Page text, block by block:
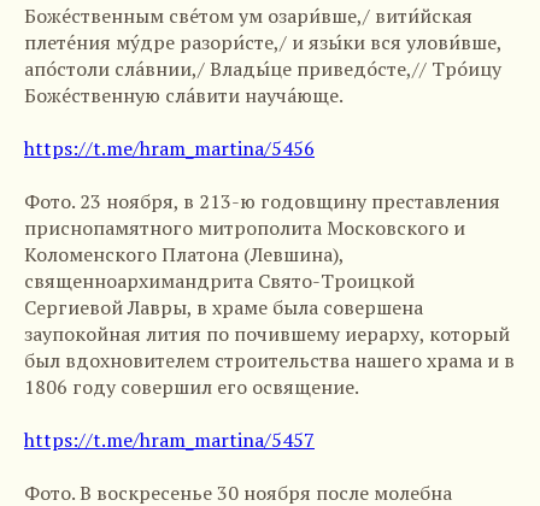
Боже́ственным све́том ум озари́вше,/ вити́йская
плете́ния му́дре разори́сте,/ и язы́ки вся улови́вше,
апо́столи сла́внии,/ Влады́це приведо́сте,// Тро́ицу
Боже́ственную сла́вити науча́юще.
https://t.me/hram_martina/5456
Фото. 23 ноября, в 213-ю годовщину преставления
приснопамятного митрополита Московского и
Коломенского Платона (Левшина),
священноархимандрита Свято-Троицкой
Сергиевой Лавры, в храме была совершена
заупокойная лития по почившему иерарху, который
был вдохновителем строительства нашего храма и в
1806 году совершил его освящение.
https://t.me/hram_martina/5457
Фото. В воскресенье 30 ноября после молебна